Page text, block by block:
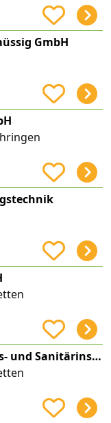
GmbH
Horst Engler, Heizungs- und Sanitärinstallation, ENGLER-HAUSTECHNIK